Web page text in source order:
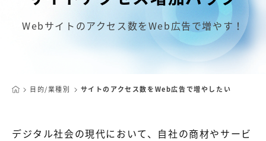
コンテンツ制作
目的/業種別 サイトのアクセス数をWeb広告で増やしたい
Webサイトのアクセス数をWeb広告で増やす！
デジタル社会の現代において、自社の商材やサービ